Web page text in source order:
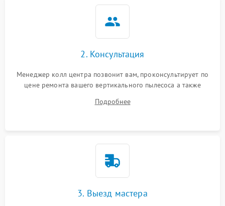
2. Консультация
Менеджер колл центра позвонит вам, проконсультирует по
цене ремонта вашего вертикального пылесоса а также
Подробнее
3. Выезд мастера